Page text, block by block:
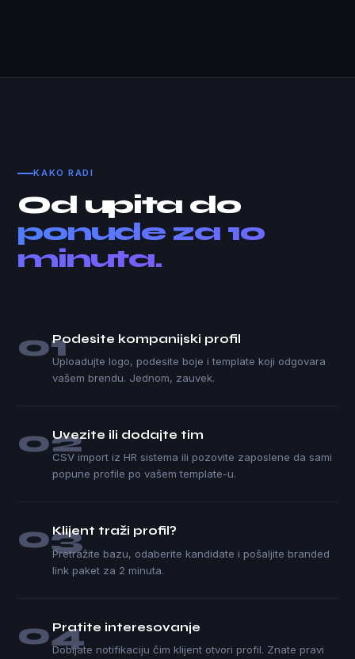
KAKO RADI
Od upita do
ponude za 10
minuta.
01Podesite kompanijski profil
Uploadujte logo, podesite boje i template koji odgovara
vašem brendu. Jednom, zauvek.
02Uvezite ili dodajte tim
CSV import iz HR sistema ili pozovite zaposlene da sami
popune profile po vašem template-u.
03Klijent traži profil?
Pretražite bazu, odaberite kandidate i pošaljite branded
link paket za 2 minuta.
04Pratite interesovanje
Dobijate notifikaciju čim klijent otvori profil. Znate pravi